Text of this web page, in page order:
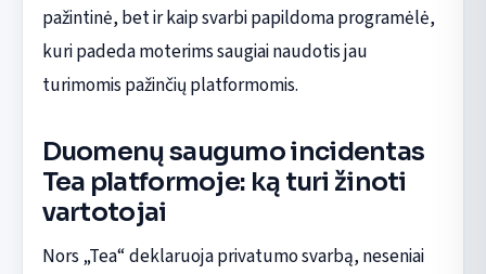
pažintinė, bet ir kaip svarbi papildoma programėlė,
kuri padeda moterims saugiai naudotis jau
turimomis pažinčių platformomis.
Duomenų saugumo incidentas
Tea platformoje: ką turi žinoti
vartotojai
Nors „Tea“ deklaruoja privatumo svarbą, neseniai